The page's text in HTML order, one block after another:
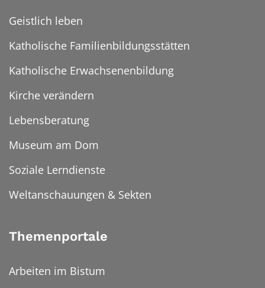
Geistlich leben
Katholische Familienbildungsstätten
Katholische Erwachsenenbildung
Kirche verändern
Lebensberatung
Museum am Dom
Soziale Lerndienste
Weltanschauungen & Sekten
Themenportale
Arbeiten im Bistum